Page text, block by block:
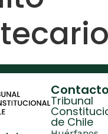
Contacto
Tribunal
de Chile